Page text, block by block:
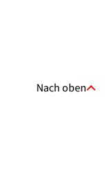
Nach oben